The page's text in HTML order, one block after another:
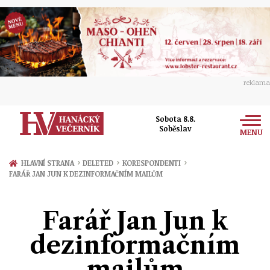
reklama
Sobota 8.8.
Soběslav
MENU
Zprávy
Prostějov
Přerov
Politika
Ekonomika
Kultura
Hudba
Společnost
HLAVNÍ STRANA › DELETED › KORESPONDENTI ›
FARÁŘ JAN JUN K DEZINFORMAČNÍM MAILŮM
Farář Jan Jun k
dezinformačním